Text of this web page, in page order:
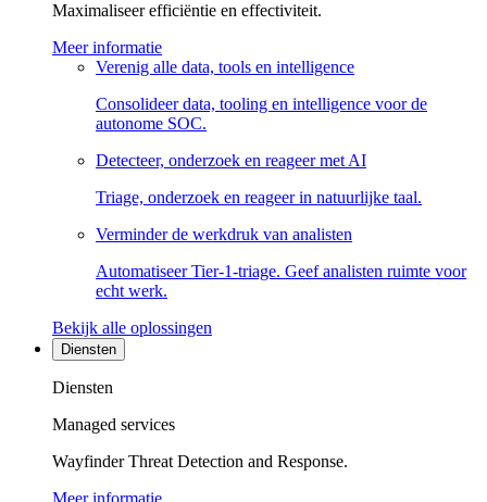
Maximaliseer efficiëntie en effectiviteit.
Meer informatie
Verenig alle data, tools en intelligence
Consolideer data, tooling en intelligence voor de
autonome SOC.
Detecteer, onderzoek en reageer met AI
Triage, onderzoek en reageer in natuurlijke taal.
Verminder de werkdruk van analisten
Automatiseer Tier-1-triage. Geef analisten ruimte voor
echt werk.
Bekijk alle oplossingen
Diensten
Diensten
Managed services
Wayfinder Threat Detection and Response.
Meer informatie